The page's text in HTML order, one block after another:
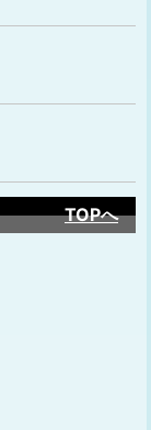
TOPへ